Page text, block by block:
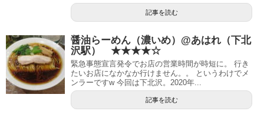
記事を読む
醤油らーめん（濃いめ）@あはれ（下北
沢駅） ★★★★☆
緊急事態宣言発令でお店の営業時間が時短に。 行き
たいお店になかなか行けません。。 というわけでメ
ンラーですw 今回は下北沢。2020年...
記事を読む